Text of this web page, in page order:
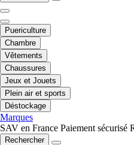
Puericulture
Chambre
Vêtements
Chaussures
Jeux et Jouets
Plein air et sports
Déstockage
Marques
SAV en France Paiement sécurisé
Rechercher